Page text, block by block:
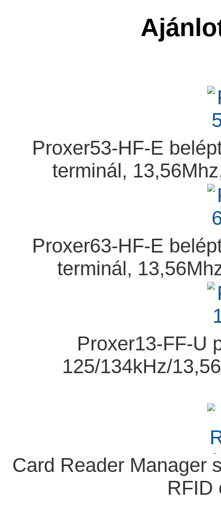
Proxer53-HF-E
terminál,
Proxer63-HF-E
terminál,
Proxer13-FF-U
125/134kHz/
Card Reader Manager
RFID